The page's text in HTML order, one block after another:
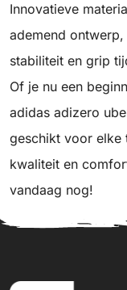
Innovatieve
ademend
stabiliteit en grip
Of je nu een
adidas adizero
geschikt voor elke
kwaliteit en
vandaag nog!